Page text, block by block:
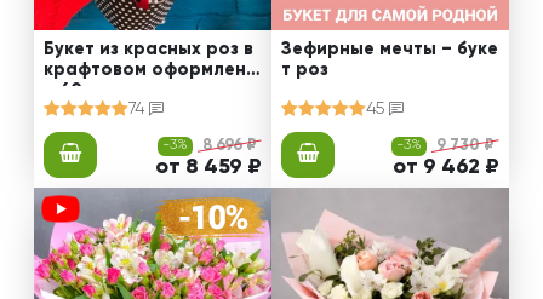
Букет из красных роз в
крафтовом оформлени
и 60 см
74
-3% 8 696 ₽
от 8 459 ₽
Зефирные мечты – буке
т роз
45
-3% 9 730 ₽
от 9 462 ₽